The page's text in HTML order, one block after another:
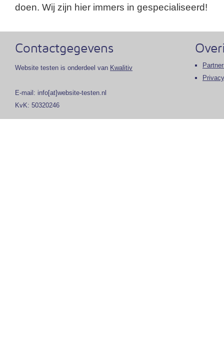
doen. Wij zijn hier immers in gespecialiseerd!
Contactgegevens
Website testen is onderdeel van Kwalitiv
E-mail: info[at]website-testen.nl
KvK: 50320246